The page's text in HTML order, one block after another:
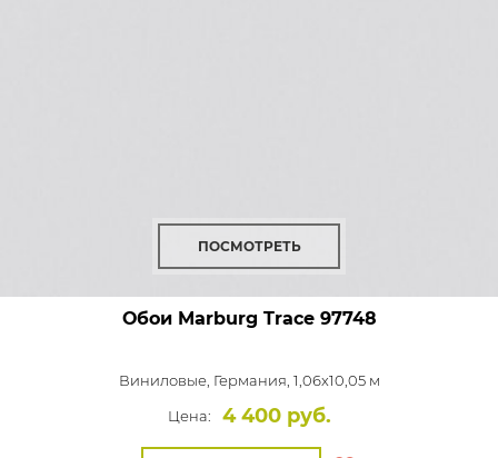
ПОСМОТРЕТЬ
Обои Marburg Trace97748
Виниловые, Германия, 1,06x10,05 м
Цена:
4 400 руб.